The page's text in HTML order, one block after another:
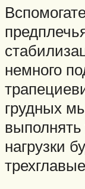
немного
грудных
нагрузки